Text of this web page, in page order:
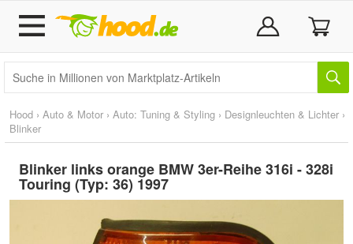
Hood › Auto & Motor › Auto: Tuning & Styling › Designleuchten & Lichter ›
Blinker
Blinker links orange BMW 3er-Reihe 316i - 328i
Touring (Typ: 36) 1997